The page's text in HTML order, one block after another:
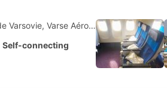
WAW Aéroport Chopin de Varsovie, Varse Aéroport
Self-connecting